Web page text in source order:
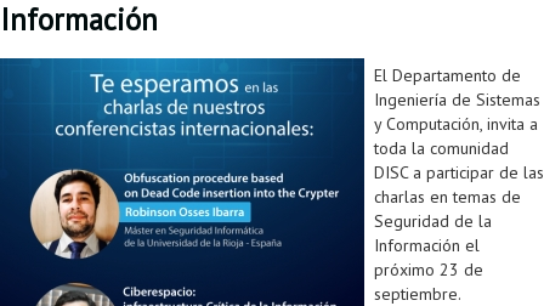
Información
El Departamento de
Ingeniería de Sistemas
y Computación, invita a
toda la comunidad
DISC a participar de las
charlas en temas de
Seguridad de la
Información el
próximo 23 de
septiembre.